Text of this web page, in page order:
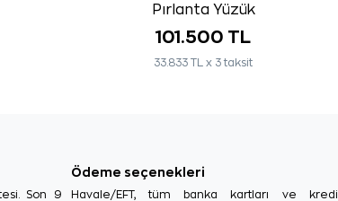
Pırlanta Yüzük
101.500 TL
33.833 TL x 3 taksit
Son 9
Ödeme seçenekleri
Havale/EFT, tüm banka kartları ve kredi